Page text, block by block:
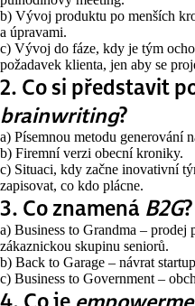
b) Vývoj produktu po menších
a úpravami.
c) Vývoj do fáze, kdy je tým
požadavek klienta, jen aby se
2. Co si představit
brainwriting?
a) Písemnou metodu generování
b) Firemní verzi obecní kroniky.
c) Situaci, kdy začne inovativní
zapisovat, co kdo plácne.
3. Co znamená B2G?
a) Business to Grandma – prodej
zákaznickou skupinu seniorů.
b) Back to Garage – návrat
c) Business to Government –